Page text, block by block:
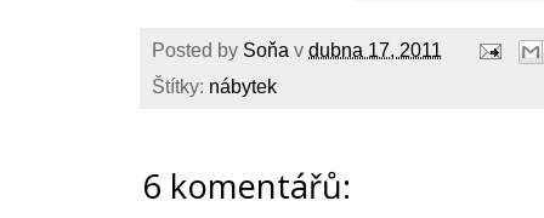
Posted by Soňa v dubna 17, 2011
Štítky: nábytek
6 komentářů: